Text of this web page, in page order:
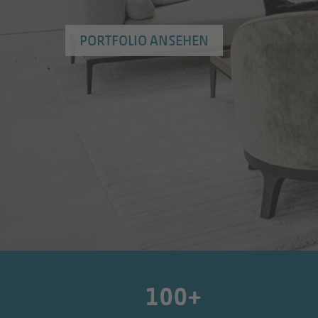
PORTFOLIO ANSEHEN
100+